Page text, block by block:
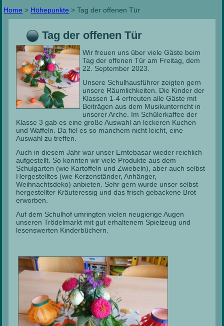
Home > Höhepunkte > Tag der offenen Tür
Tag der offenen Tür
Wir freuen uns über viele Gäste beim
Tag der offenen Tür am Freitag, dem
22. September 2023.
Unsere Schulhausführer zeigten gern
unsere Räumlichkeiten. Die Kinder der
Klassen 1-4 erfreuten alle Gäste mit
Beiträgen aus dem Musikunterricht in
unserer Arche. Im Schülerkaffee der
Klasse 3 gab es eine große Auswahl an leckeren Kuchen
und Waffeln. Da fiel es so manchem nicht leicht, eine
Auswahl zu treffen.
Auch in diesem Jahr war unser Erntebasar wieder reichlich
aufgestellt. So konnten wir viele Produkte aus dem
Schulgarten (wie Kartoffeln und Zwiebeln), aber auch selbst
Hergestelltes (wie Kerzenständer, Anhänger,
Weihnachtsdeko) anbieten. Sehr gern wurde unser selbst
hergestellter Kräuteressig und das frisch gebackene Brot
erworben.
Auf dem Schulhof umringten vielen neugierige Augen
unseren Trödelmarkt mit gut erhaltenem Spielzeug und
lesenswerten Kinderbüchern.